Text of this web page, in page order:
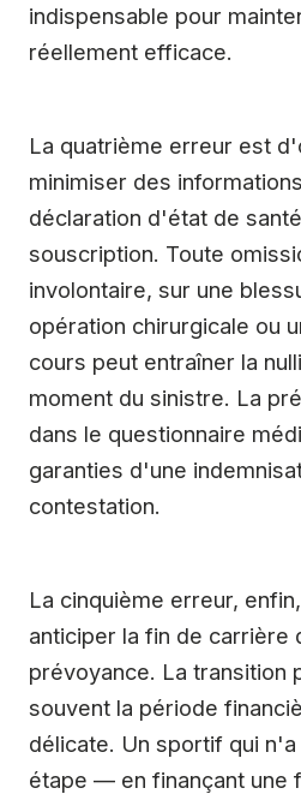
indispensable pour
réellement efficace.
La quatrième erreur est
minimiser des
déclaration d'état de
souscription. Toute
involontaire, sur une
opération chirurgicale ou
cours peut entraîner la
moment du sinistre. La
dans le questionnaire
garanties d'une
contestation.
La cinquième erreur,
anticiper la fin de carrière
prévoyance. La transition
souvent la période
délicate. Un sportif qui
étape — en finançant une